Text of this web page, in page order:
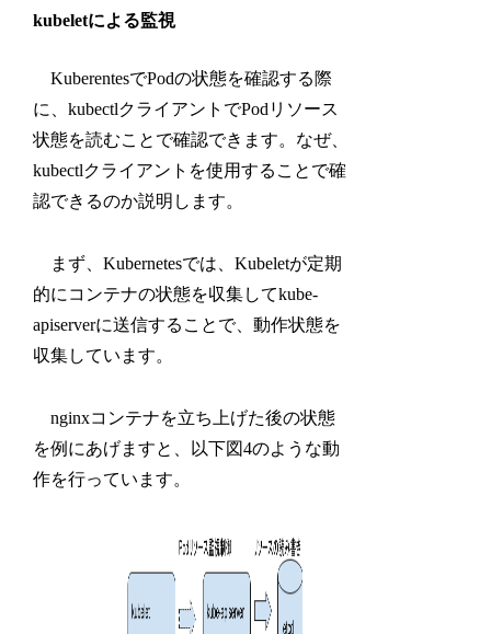
kubeletによる監視
KuberentesでPodの状態を確認する際
に、kubectlクライアントでPodリソース
状態を読むことで確認できます。なぜ、
kubectlクライアントを使用することで確
認できるのか説明します。
まず、Kubernetesでは、Kubeletが定期
的にコンテナの状態を収集してkube-
apiserverに送信することで、動作状態を
収集しています。
nginxコンテナを立ち上げた後の状態
を例にあげますと、以下図4のような動
作を行っています。